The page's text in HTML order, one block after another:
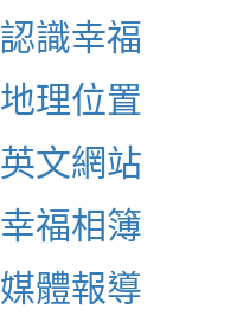
認識幸福
地理位置
英文網站
幸福相簿
媒體報導